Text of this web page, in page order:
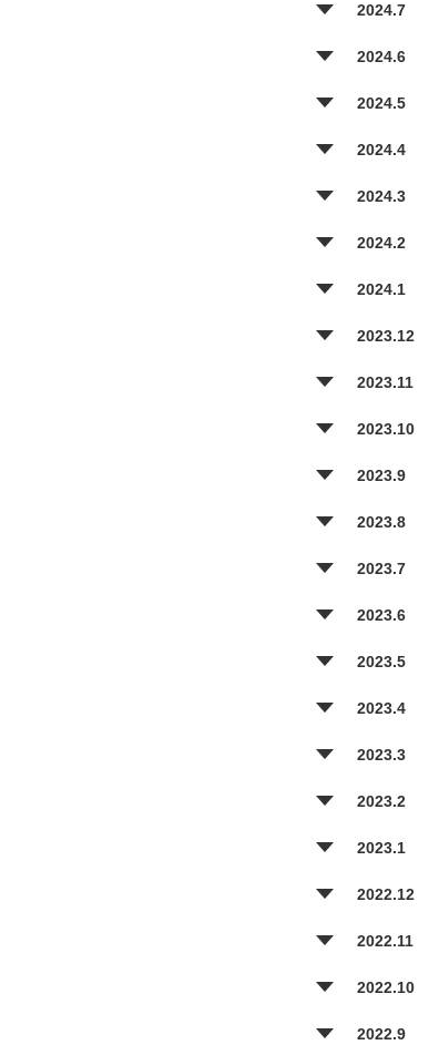
2024.7
2024.6
2024.5
2024.4
2024.3
2024.2
2024.1
2023.12
2023.11
2023.10
2023.9
2023.8
2023.7
2023.6
2023.5
2023.4
2023.3
2023.2
2023.1
2022.12
2022.11
2022.10
2022.9